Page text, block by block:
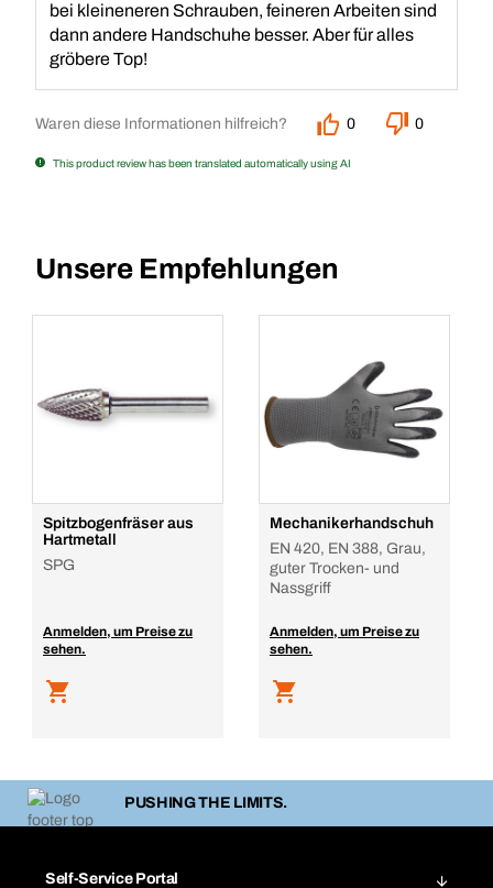
bei kleineneren Schrauben, feineren Arbeiten sind
dann andere Handschuhe besser. Aber für alles
gröbere Top!
Waren diese Informationen hilfreich? 0 0
This product review has been translated automatically using AI
Unsere Empfehlungen
Spitzbogenfräser aus
Hartmetall
SPG
Anmelden, um Preise zu
sehen.
Mechanikerhandschuh
EN 420, EN 388, Grau,
guter Trocken- und
Nassgriff
Anmelden, um Preise zu
sehen.
PUSHING THE LIMITS.
Self-Service Portal